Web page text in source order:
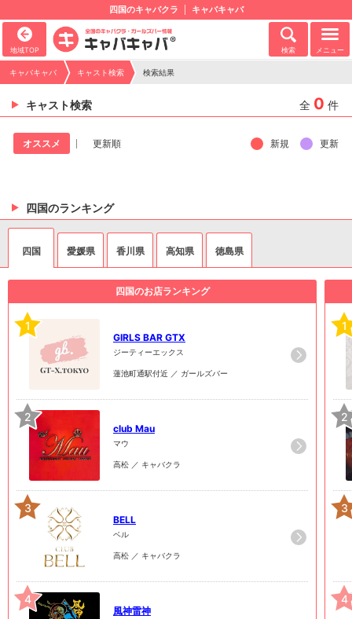
四国のキャバクラ キャバキャバ
地域TOP 検索 メニュー
キャバキャバ キャスト検索 検索結果
キャスト検索 全 0 件
オススメ 更新順 新規 更新
四国のランキング
四国 愛媛県 香川県 高知県 徳島県
四国のお店ランキング
1
GIRLS BAR GTX
ジーティーエックス
蓮池町通駅付近 ／ ガールズバー
2
club Mau
マウ
高松 ／ キャバクラ
3
BELL
ベル
高松 ／ キャバクラ
4
風神雷神
1
2
3
4